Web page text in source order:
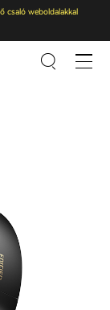
csaló weboldalakkal